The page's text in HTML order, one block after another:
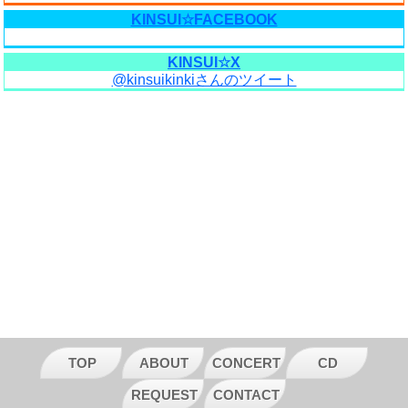
KINSUI☆FACEBOOK
KINSUI☆X
@kinsuikinkiさんのツイート
TOP ABOUT CONCERT CD
REQUEST CONTACT